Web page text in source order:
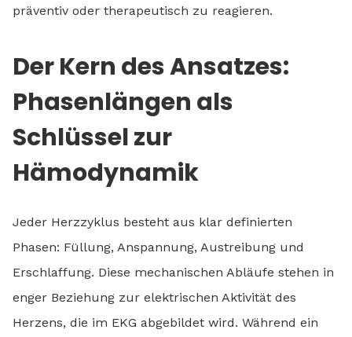
präventiv oder therapeutisch zu reagieren.
Der Kern des Ansatzes:
Phasenlängen als
Schlüssel zur
Hämodynamik
Jeder Herzzyklus besteht aus klar definierten
Phasen: Füllung, Anspannung, Austreibung und
Erschlaffung. Diese mechanischen Abläufe stehen in
enger Beziehung zur elektrischen Aktivität des
Herzens, die im EKG abgebildet wird. Während ein